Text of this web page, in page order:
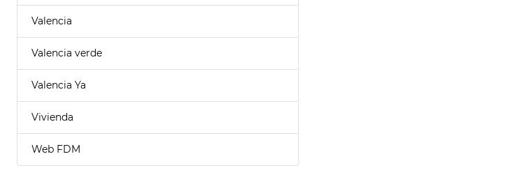
Valencia
Valencia verde
Valencia Ya
Vivienda
Web FDM